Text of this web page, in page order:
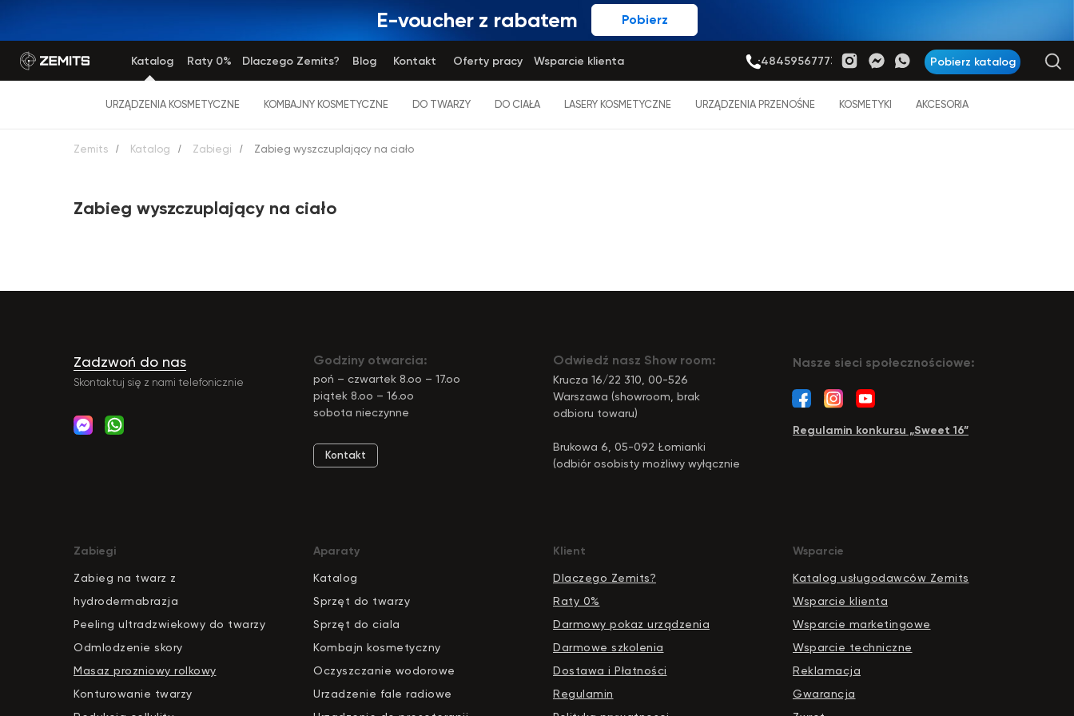
Pobierz
E-voucher z rabatem
Pobierz katalog
Katalog +48459567773
Blog
Raty 0% Dlaczego Zemits? Kontakt Oferty pracy Wsparcie klienta
URZĄDZENIA KOSMETYCZNE KOMBAJNY KOSMETYCZNE DO TWARZY DO CIAŁA LASERY KOSMETYCZNE URZĄDZENIA PRZENOŚNE KOSMETYKI AKCESORIA
Zemits / Katalog / Zabiegi / Zabieg wyszczuplający na ciało
Zabieg wyszczuplający na ciało
Skontaktuj się z nami telefonicznie
Zadzwoń do nas Godziny otwarcia:
poń – czwartek 8.oo – 17.oo
piątek 8.oo – 16.oo
sobota nieczynne
Regulamin konkursu „Sweet 16”
Odwiedź nasz Show room:
Krucza 16/22 310, 00-526
Warszawa (showroom, brak
odbioru towaru)
Brukowa 6, 05-092 Łomianki
(odbiór osobisty możliwy wyłącznie
Kontakt
Nasze sieci społecznościowe:
Zabiegi
Zabieg na twarz z
hydrodermabrazja
Peeling ultradzwiekowy do twarzy
Odmlodzenie skory
Masaz prozniowy rolkowy
Konturowanie twarzy
Aparaty
Katalog
Sprzęt do twarzy
Sprzęt do ciala
Kombajn kosmetyczny
Oczyszczanie wodorowe
Urzadzenie fale radiowe
Klient
Dlaczego Zemits?
Raty 0%
Darmowy pokaz urządzenia
Darmowe szkolenia
Dostawa i Płatności
Regulamin
Wsparcie
Katalog usługodawców Zemits
Wsparcie klienta
Wsparcie marketingowe
Wsparcie techniczne
Reklamacja
Gwarancja